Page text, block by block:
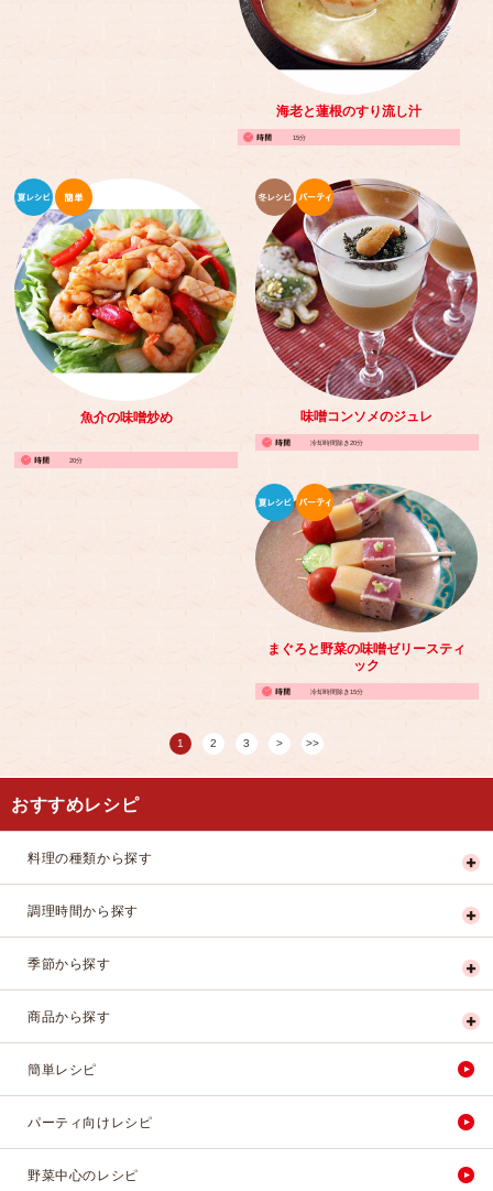
海老と蓮根のすり流し汁
15分
味噌コンソメのジュレ
冷却時間除き20分
魚介の味噌炒め
20分
まぐろと野菜の味噌ゼリースティ
ック
冷却時間除き15分
1 2 3
おすすめレシピ
料理の種類から探す
調理時間から探す
季節から探す
商品から探す
簡単レシピ
パーティ向けレシピ
野菜中心のレシピ